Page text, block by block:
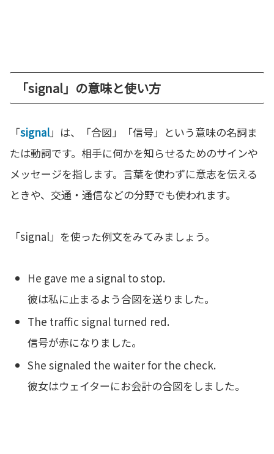
「signal」の意味と使い方
「signal」は、「合図」「信号」という意味の名詞ま
たは動詞です。相手に何かを知らせるためのサインや
メッセージを指します。言葉を使わずに意志を伝える
ときや、交通・通信などの分野でも使われます。
「signal」を使った例文をみてみましょう。
He gave me a signal to stop.
彼は私に止まるよう合図を送りました。
The traffic signal turned red.
信号が赤になりました。
She signaled the waiter for the check.
彼女はウェイターにお会計の合図をしました。